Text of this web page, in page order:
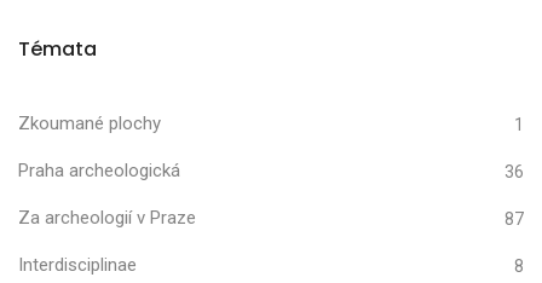
Témata
Zkoumané plochy 1
Praha archeologická 36
Za archeologií v Praze 87
Interdisciplinae 8